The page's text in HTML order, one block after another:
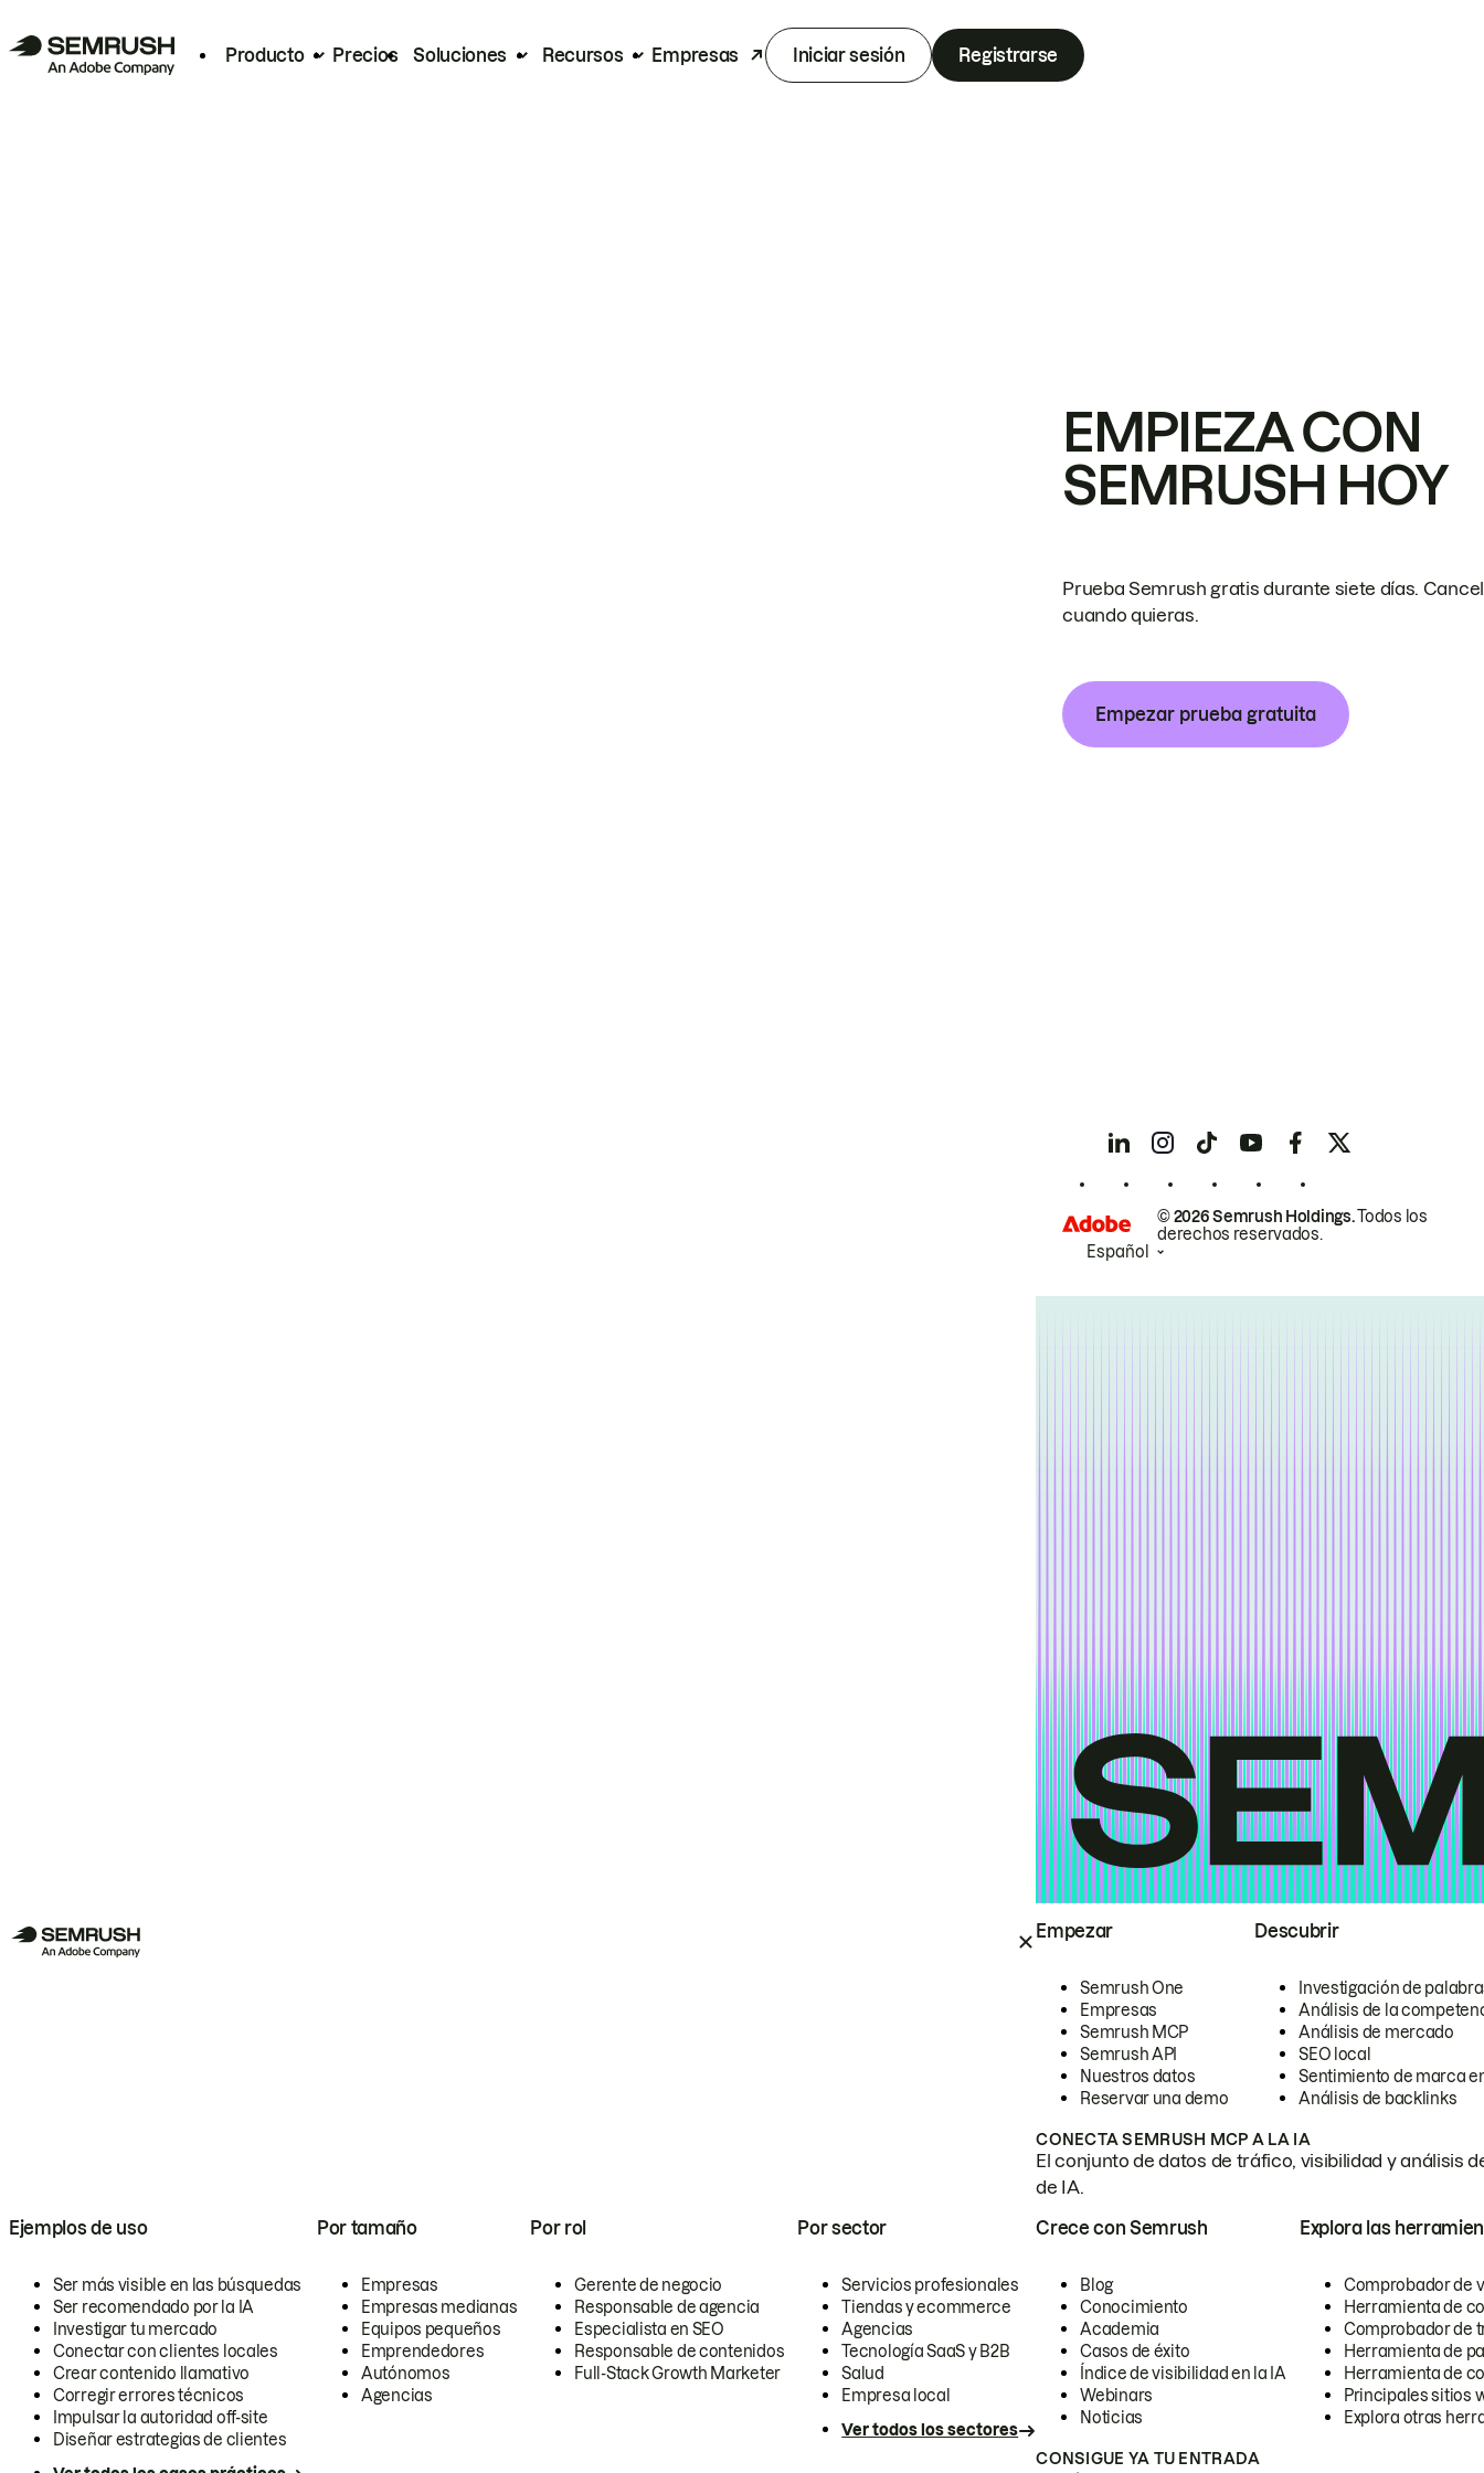
Producto Precios Soluciones Recursos Empresas Iniciar sesión Registrarse
Empezar
Semrush One
Empresas
Semrush MCP
Semrush API
Nuestros datos
Reservar una demo
Descubrir
Investigación de
Análisis de la
Análisis de mercado
SEO local
Sentimiento de marca
Análisis de backlinks
CONECTA SEMRUSH MCP A LA IA
El conjunto de datos de tráfico, visibilidad y análisis
de IA.
Ejemplos de uso
Ser más visible en las búsquedas
Ser recomendado por la IA
Investigar tu mercado
Conectar con clientes locales
Crear contenido llamativo
Corregir errores técnicos
Impulsar la autoridad off-site
Diseñar estrategias de clientes
Por tamaño
Empresas
Empresas medianas
Equipos pequeños
Emprendedores
Autónomos
Agencias
Por rol
Gerente de negocio
Responsable de agencia
Especialista en SEO
Responsable de contenidos
Full-Stack Growth Marketer
Por sector
Servicios profesionales
Tiendas y ecommerce
Agencias
Tecnología SaaS y B2B
Salud
Empresa local
Ver todos los sectores
Crece con Semrush
Blog
Conocimiento
Academia
Casos de éxito
Índice de visibilidad en la IA
Webinars
Noticias
Explora las
Comprobador de
Herramienta de
Comprobador de
Herramienta de
Herramienta de
Principales sitios
Explora otras
CONSIGUE YA TU ENTRADA
EMPIEZA CON
SEMRUSH HOY
Prueba Semrush gratis durante siete días.
cuando quieras.
Empezar prueba gratuita
© 2026 Semrush Holdings.Todos los
derechos reservados.
Español